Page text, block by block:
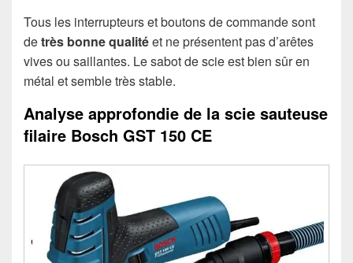
Tous les interrupteurs et boutons de commande sont
detrès bonne qualitéet ne présentent pas d’arêtes
vives ou saillantes. Le sabot de scie est bien sûr en
métal et semble très stable.
Analyse approfondie de la scie sauteuse
filaire Bosch GST 150 CE